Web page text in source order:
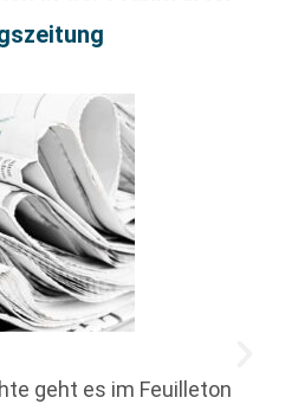
geht es im Feuilleton